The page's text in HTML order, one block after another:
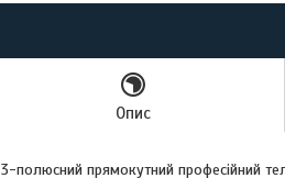
Опис
3-полюсний прямокутний професійний